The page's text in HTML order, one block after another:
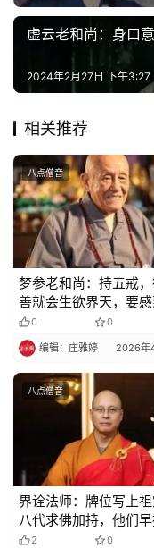
政
策
规
免
声
明
虚云老和尚：身口
2024年2月27日 下午3:27
相关推荐
八点僧音
梦参老和尚：持五戒
善就会生欲界天，要感
界天以上，就要修禅定
0 0
编辑：庄雅婷 2026年
八点僧音
界诠法师：牌位写上
八代求佛加持，他们早
转世去了……
2 0